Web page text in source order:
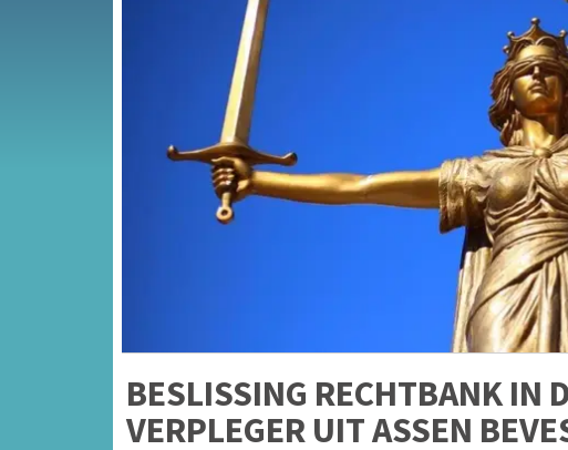
BESLISSING RECHTBANK IN
VERPLEGER UIT ASSEN